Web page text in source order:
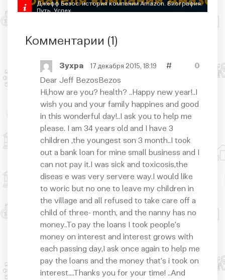
Джефф Безос: история компании Amazon. Биография.
Путь. Успех.
Комментарии (1)
Зухра 17 декабря 2015, 18:19 #
0
Dear Jeff BezosBezos
Hi,how are you? health? ..Happy new year!..I
wish you and your family happines and good
in this wonderful day!..I ask you to help me
please. I am 34 years old and I have 3
children ,the youngest son 3 month..I took
out a bank loan for mine small business and I
can not pay it.I was sick and toxicosis,the
diseas e was very servere way.I would like
to woric but no one to leave my children in
the village and all refused to take care off a
child of three- month, and the nanny has no
money..To pay the loans I took people's
money on interest and interest grows with
each passing day,I ask once again to help me
pay the loans and the money that's i took on
interest....Thanks you for your time! ..And